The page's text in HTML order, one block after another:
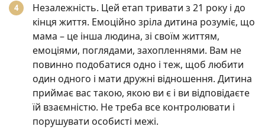
Незалежність. Цей етап тривати з 21 року і до
кінця життя. Емоційно зріла дитина розуміє, що
мама – це інша людина, зі своїм життям,
емоціями, поглядами, захопленнями. Вам не
повинно подобатися одно і теж, щоб любити
один одного і мати дружні відношення. Дитина
приймає вас такою, якою ви є і ви відповідаєте
їй взаємністю. Не треба все контролювати і
порушувати особисті межі.